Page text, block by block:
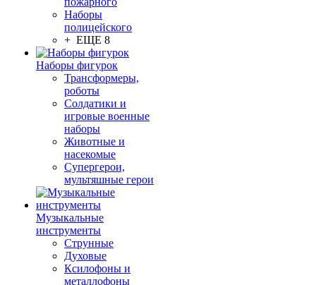
Наборы
полицейского
+ ЕЩЕ 8
Наборы фигурок
Трансформеры,
роботы
Солдатики и
игровые военные
наборы
Животные и
насекомые
Супергерои,
мультяшные герои
Музыкальные
инструменты
Струнные
Духовые
Ксилофоны и
металлофоны